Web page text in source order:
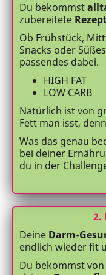
Du bekommst
zubereitete
Ob Frühstück,
Snacks oder
passendes dabei.
HIGH FAT
LOW CARB
Natürlich ist von
Fett man isst, denn
Was das genau
bei deiner
du in der
2.
Deine Darm-
endlich wieder fit
Du bekommst